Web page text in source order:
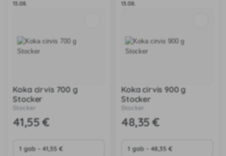
13.08.
Koka cirvis 700 g
Stocker
Stocker
41,55 €
13.08.
Koka cirvis 900 g
Stocker
Stocker
48,35 €